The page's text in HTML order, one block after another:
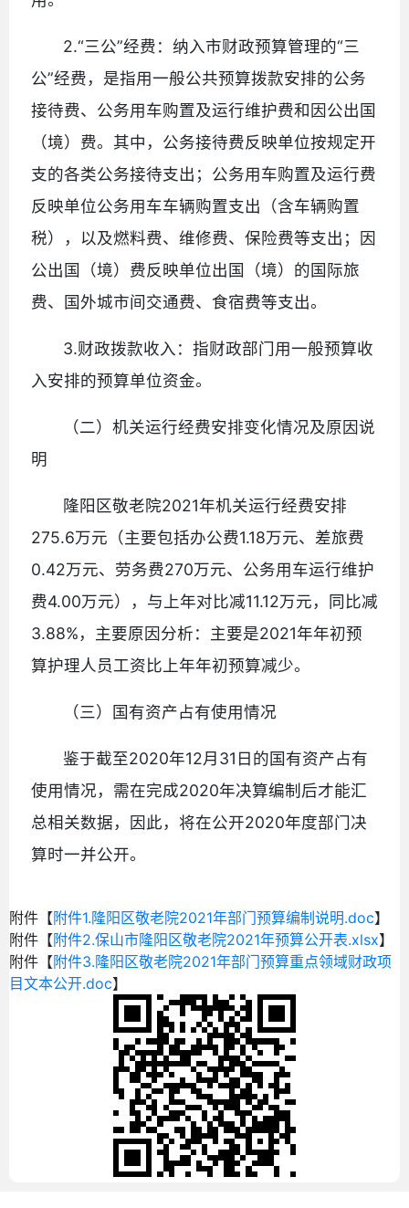
2.“三公”经费：纳入市财政预算管理的“三
公”经费，是指用一般公共预算拨款安排的公务
接待费、公务用车购置及运行维护费和因公出国
（境）费。其中，公务接待费反映单位按规定开
支的各类公务接待支出；公务用车购置及运行费
反映单位公务用车车辆购置支出（含车辆购置
税），以及燃料费、维修费、保险费等支出；因
公出国（境）费反映单位出国（境）的国际旅
费、国外城市间交通费、食宿费等支出。
3.财政拨款收入：指财政部门用一般预算收
入安排的预算单位资金。
（二）机关运行经费安排变化情况及原因说
明
隆阳区敬老院2021年机关运行经费安排
275.6万元（主要包括办公费1.18万元、差旅费
0.42万元、劳务费270万元、公务用车运行维护
费4.00万元），与上年对比减11.12万元，同比减
3.88%，主要原因分析：主要是2021年年初预
算护理人员工资比上年年初预算减少。
（三）国有资产占有使用情况
鉴于截至2020年12月31日的国有资产占有
使用情况，需在完成2020年决算编制后才能汇
总相关数据，因此，将在公开2020年度部门决
算时一并公开。
附件【附件1.隆阳区敬老院2021年部门预算编制说明.doc】
附件【附件2.保山市隆阳区敬老院2021年预算公开表.xlsx】
附件【附件3.隆阳区敬老院2021年部门预算重点领域财政项
目文本公开.doc】